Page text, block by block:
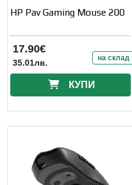
HP Pav Gaming Mouse 200
17.90€
35.01лв. на склад
КУПИ